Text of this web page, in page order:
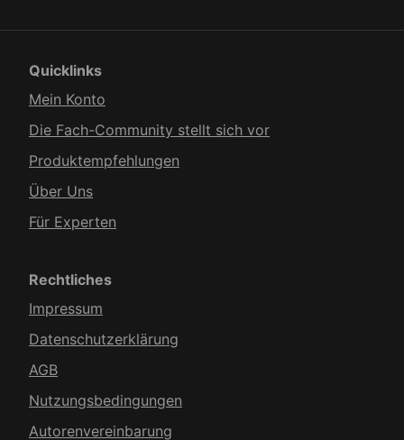
Quicklinks
Mein Konto
Die Fach-Community stellt sich vor
Produkt­empfehlungen
Über Uns
Für Experten
Rechtliches
Impressum
Datenschutzerklärung
AGB
Nutzungsbedingungen
Autorenvereinbarung